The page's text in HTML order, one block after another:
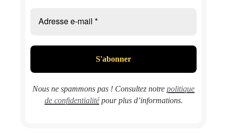
Nous ne spammons pas ! Consultez notre politique
de confidentialitépour plus d’informations.